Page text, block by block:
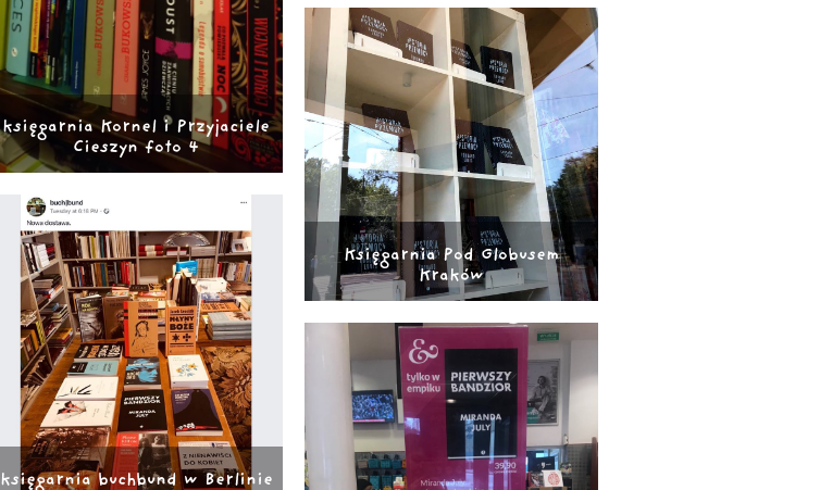
księgarnia Kornel i Przyjaciele
Cieszyn foto 4
Księgarnia Pod Globusem
Kraków
księgarnia buchbund w Berlinie